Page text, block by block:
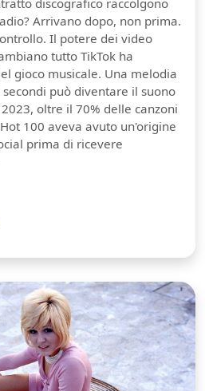
Arrivano dopo, non prima.
Il potere dei video
tutto TikTok ha
gioco musicale. Una melodia
può diventare il suono
oltre il 70% delle canzoni
100 aveva avuto un'origine
prima di ricevere